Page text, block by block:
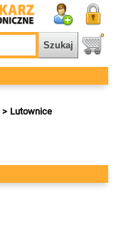
Lutownice